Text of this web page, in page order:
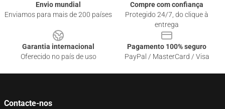
Envio mundial
Enviamos para mais de 200 países
Compre com confiança
Protegido 24/7, do clique à
entrega
Garantia internacional
Oferecido no país de uso
Pagamento 100% seguro
PayPal / MasterCard / Visa
Contacte-nos